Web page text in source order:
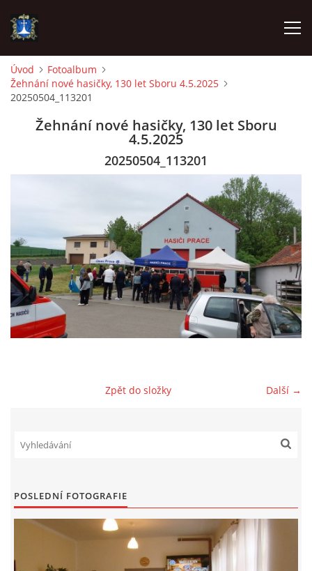
ÚVOD
AKTUALITY
TECHNIKA
OZNAČENÍ HASIČSKÉ TECHNIKY
HYDRANTY
KONTAKT
SDH Prace
Úvod
Fotoalbum
Žehnání nové hasičky, 130 let Sboru 4.5.2025
20250504_113201
Žehnání nové hasičky, 130 let Sboru
4.5.2025
20250504_113201
Další →
Zpět do složky
POSLEDNÍ FOTOGRAFIE